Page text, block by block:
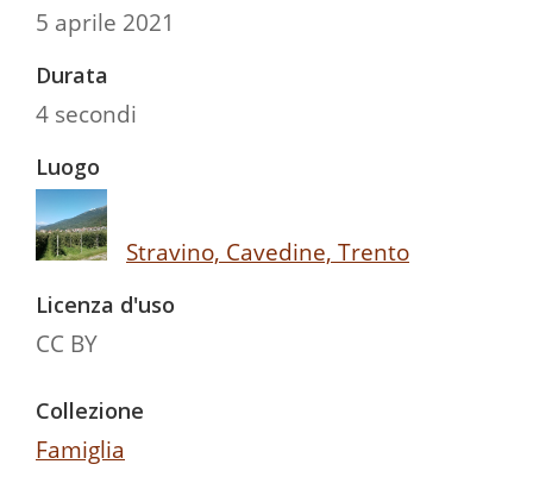
5 aprile 2021
Durata
4 secondi
Luogo
Stravino, Cavedine, Trento
Licenza d'uso
CC BY
Collezione
Famiglia